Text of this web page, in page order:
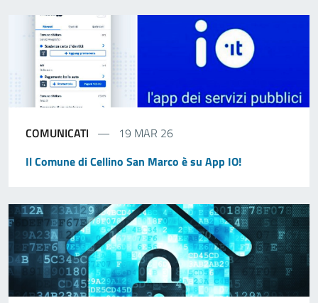
COMUNICATI
19 MAR 26
Il Comune di Cellino San Marco è su App IO!